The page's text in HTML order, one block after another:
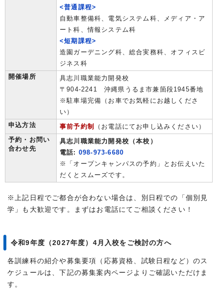
<普通課程>
自動車整備科、電気システム科、メディア・ア
ート科、情報システム科
<短期課程>
造園ガーデニング科、総合実務科、オフィスビ
ジネス科
開催場所
具志川職業能力開発校
〒904-2241 沖縄県うるま市兼箇段1945番地
※駐車場完備（お車でお気軽にお越しくださ
い）
申込方法
事前予約制
（お電話にてお申し込みください）
予約・お問い
合わせ先
具志川職業能力開発校（本校）
電話: 098-973-6680
※「オープンキャンパスの予約」とお伝えいた
だくとスムーズです。
※上記日程でご都合が合わない場合は、別日程での「個別見
学」も大歓迎です。まずはお電話にてご相談ください！
令和9年度（2027年度）4月入校をご検討の方へ
各訓練科の紹介や募集要項（応募資格、試験日程など）のス
ケジュールは、下記の募集案内ページよりご確認いただけま
す。